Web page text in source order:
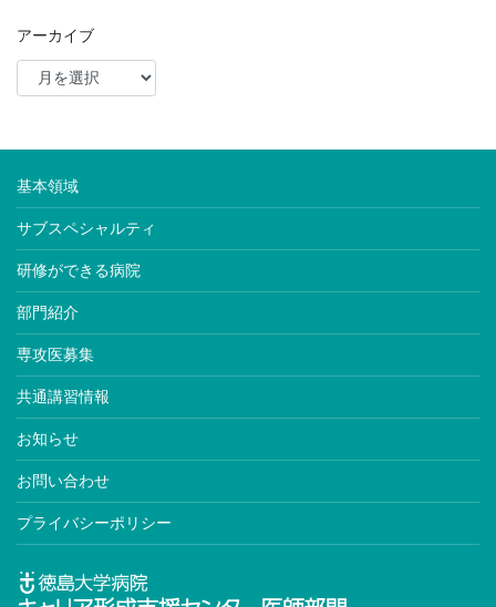
アーカイブ
基本領域
サブスペシャルティ
研修ができる病院
部門紹介
専攻医募集
共通講習情報
お知らせ
お問い合わせ
プライバシーポリシー